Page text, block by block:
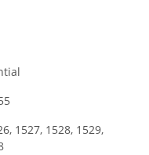
1527, 1528, 1529,